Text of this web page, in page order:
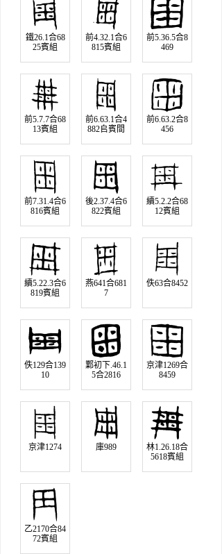
鐵26.1合68
25賓組
前4.32.1合6
815賓組
前5.36.5合8
469
前5.7.7合68
13賓組
前6.63.1合4
882𠂤賓間
前6.63.2合8
456
前7.31.4合6
816賓組
後2.37.4合6
822賓組
續5.2.2合68
12賓組
續5.22.3合6
819賓組
燕641合681
7
佚63合8452
佚129合139
10
鄴初下.46.1
5合2816
京津1269合
8459
京津1274 庫989
林1.26.18合
5618賓組
乙2170合84
72賓組